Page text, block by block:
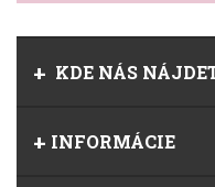
KDE NÁS
INFORMÁCIE